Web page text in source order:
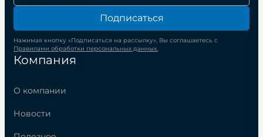
Компания
О компании
Новости
Подписаться
Нажимая кнопку «Подписаться на рассылку», Вы соглашаетесь с
Правилами обработки персональных данных.